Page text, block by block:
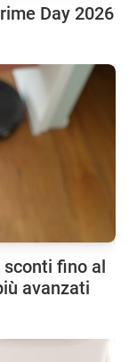
Day 2026
sconti fino al
avanzati